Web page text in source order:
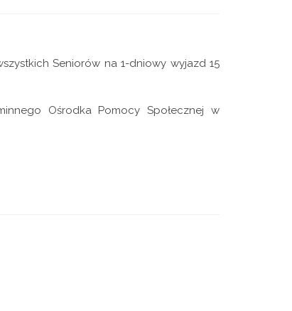
Seniorów na 1-dniowy wyjazd 15
Ośrodka Pomocy Społecznej w